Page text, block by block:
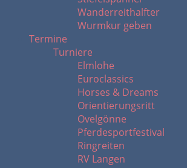
Wanderreithalfter
Wurmkur geben
Termine
Turniere
Elmlohe
Euroclassics
Horses & Dreams
Orientierungsritt
Ovelgönne
Pferdesportfestival
Ringreiten
RV Langen